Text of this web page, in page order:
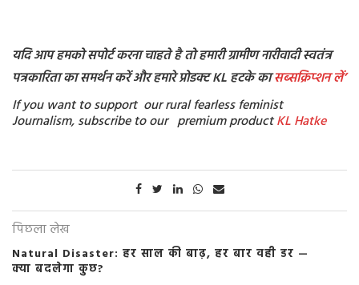
यदि आप हमको सपोर्ट करना चाहते है तो हमारी ग्रामीण नारीवादी स्वतंत्र
पत्रकारिता का समर्थन करें और हमारे प्रोडक्ट KL हटके कासब्सक्रिप्शनलें’
If you want to support our rural fearless feminist
Journalism, subscribe to our premium productKL Hatke
पिछला लेख
Natural Disaster: हर साल की बाढ़, हर बार वही डर —
क्या बदलेगा कुछ?